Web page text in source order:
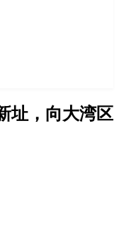
址，向大湾区